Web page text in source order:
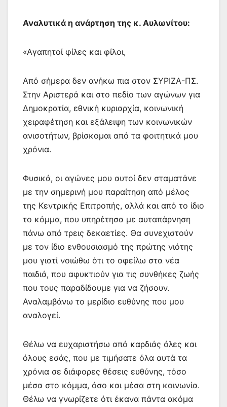
Αναλυτικά η ανάρτηση της κ. Αυλωνίτου:
«Αγαπητοί φίλες και φίλοι,
Από σήμερα δεν ανήκω πια στον ΣΥΡΙΖΑ-ΠΣ.
Στην Αριστερά και στο πεδίο των αγώνων για
Δημοκρατία, εθνική κυριαρχία, κοινωνική
χειραφέτηση και εξάλειψη των κοινωνικών
ανισοτήτων, βρίσκομαι από τα φοιτητικά μου
χρόνια.
Φυσικά, οι αγώνες μου αυτοί δεν σταματάνε
με την σημερινή μου παραίτηση από μέλος
της Κεντρικής Επιτροπής, αλλά και από το ίδιο
το κόμμα, που υπηρέτησα με αυταπάρνηση
πάνω από τρεις δεκαετίες. Θα συνεχιστούν
με τον ίδιο ενθουσιασμό της πρώτης νιότης
μου γιατί νοιώθω ότι το οφείλω στα νέα
παιδιά, που αφυκτιούν για τις συνθήκες ζωής
που τους παραδίδουμε για να ζήσουν.
Αναλαμβάνω το μερίδιο ευθύνης που μου
αναλογεί.
Θέλω να ευχαριστήσω από καρδιάς όλες και
όλους εσάς, που με τιμήσατε όλα αυτά τα
χρόνια σε διάφορες θέσεις ευθύνης, τόσο
μέσα στο κόμμα, όσο και μέσα στη κοινωνία.
Θέλω να γνωρίζετε ότι έκανα πάντα ακόμα